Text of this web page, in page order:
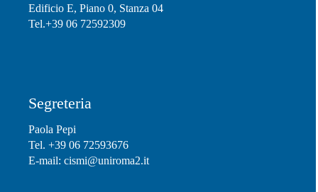
Edificio E, Piano 0, Stanza 04
Tel.+39 06 72592309
Segreteria
Paola Pepi
Tel. +39 06 72593676
E-mail: cismi@uniroma2.it